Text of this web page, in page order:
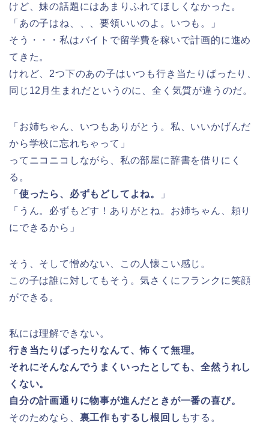
けど、妹の話題にはあまりふれてほしくなかった。
「あの子はね、、、要領いいのよ。いつも。」
そう・・・私はバイトで留学費を稼いで計画的に進め
てきた。
けれど、2つ下のあの子はいつも行き当たりばったり、
同じ12月生まれだというのに、全く気質が違うのだ。
「お姉ちゃん、いつもありがとう。私、いいかげんだ
から学校に忘れちゃって」
ってニコニコしながら、私の部屋に辞書を借りにく
る。
「 使ったら、必ずもどしてよね。
」
「うん。必ずもどす！ありがとね。お姉ちゃん、頼り
にできるから」
そう、そして憎めない、この人懐こい感じ。
この子は誰に対してもそう。気さくにフランクに笑顔
ができる。
私には理解できない。
行き当たりばったりなんて、怖くて無理。
それにそんなんでうまくいったとしても、全然うれし
くない。
自分の計画通りに物事が進んだときが一番の喜び。
そのためなら、 裏工作もするし根回し もする。